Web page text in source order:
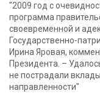
"2009 год с
программа
своевременной и
Государственно-
Ирина Яровая,
Президента. –
не пострадали
направленности"